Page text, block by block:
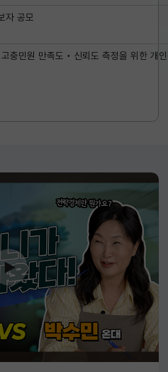
자 공모
고충민원 만족도‧신뢰도 측정을 위한 개